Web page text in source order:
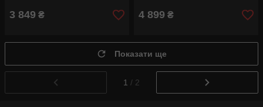
3 849 ₴ 4 899 ₴
Показати ще
1 / 2